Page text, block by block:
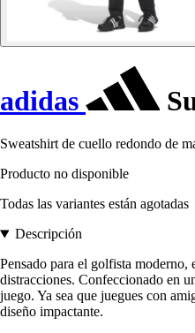
adidas
Sweatshirt de cuello redondo de
Producto no disponible
Todas las variantes están agotadas
Descripción
Pensado para el golfista
distracciones. Confeccionado en
juego. Ya sea que juegues con
diseño impactante.